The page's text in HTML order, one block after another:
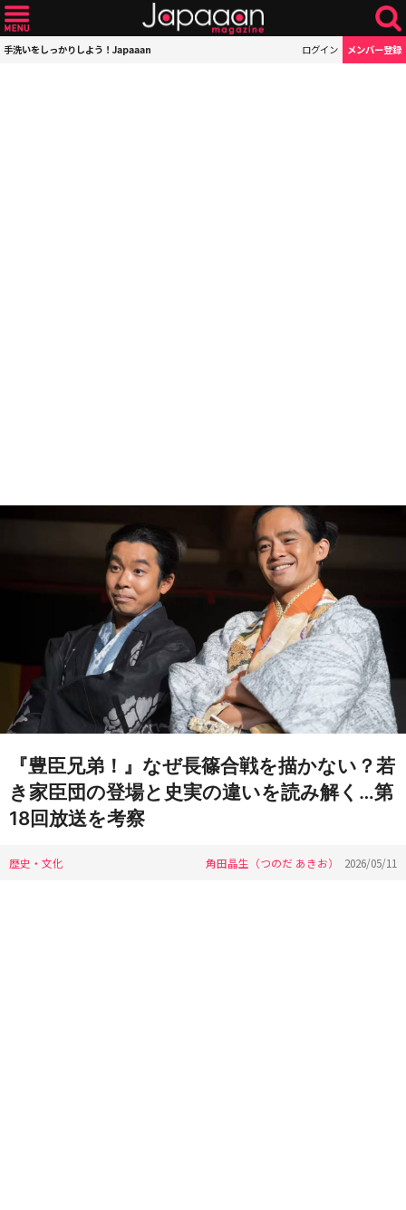
手洗いをしっかりしよう！Japaaan ログイン メンバー登録
『豊臣兄弟！』なぜ長篠合戦を描かない？若
き家臣団の登場と史実の違いを読み解く…第
18回放送を考察
歴史・文化 角田晶生（つのだ あきお） 2026/05/11